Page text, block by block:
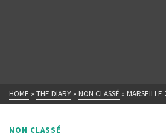
HOME » THE DIARY » NON CLASSÉ »
NON CLASSÉ